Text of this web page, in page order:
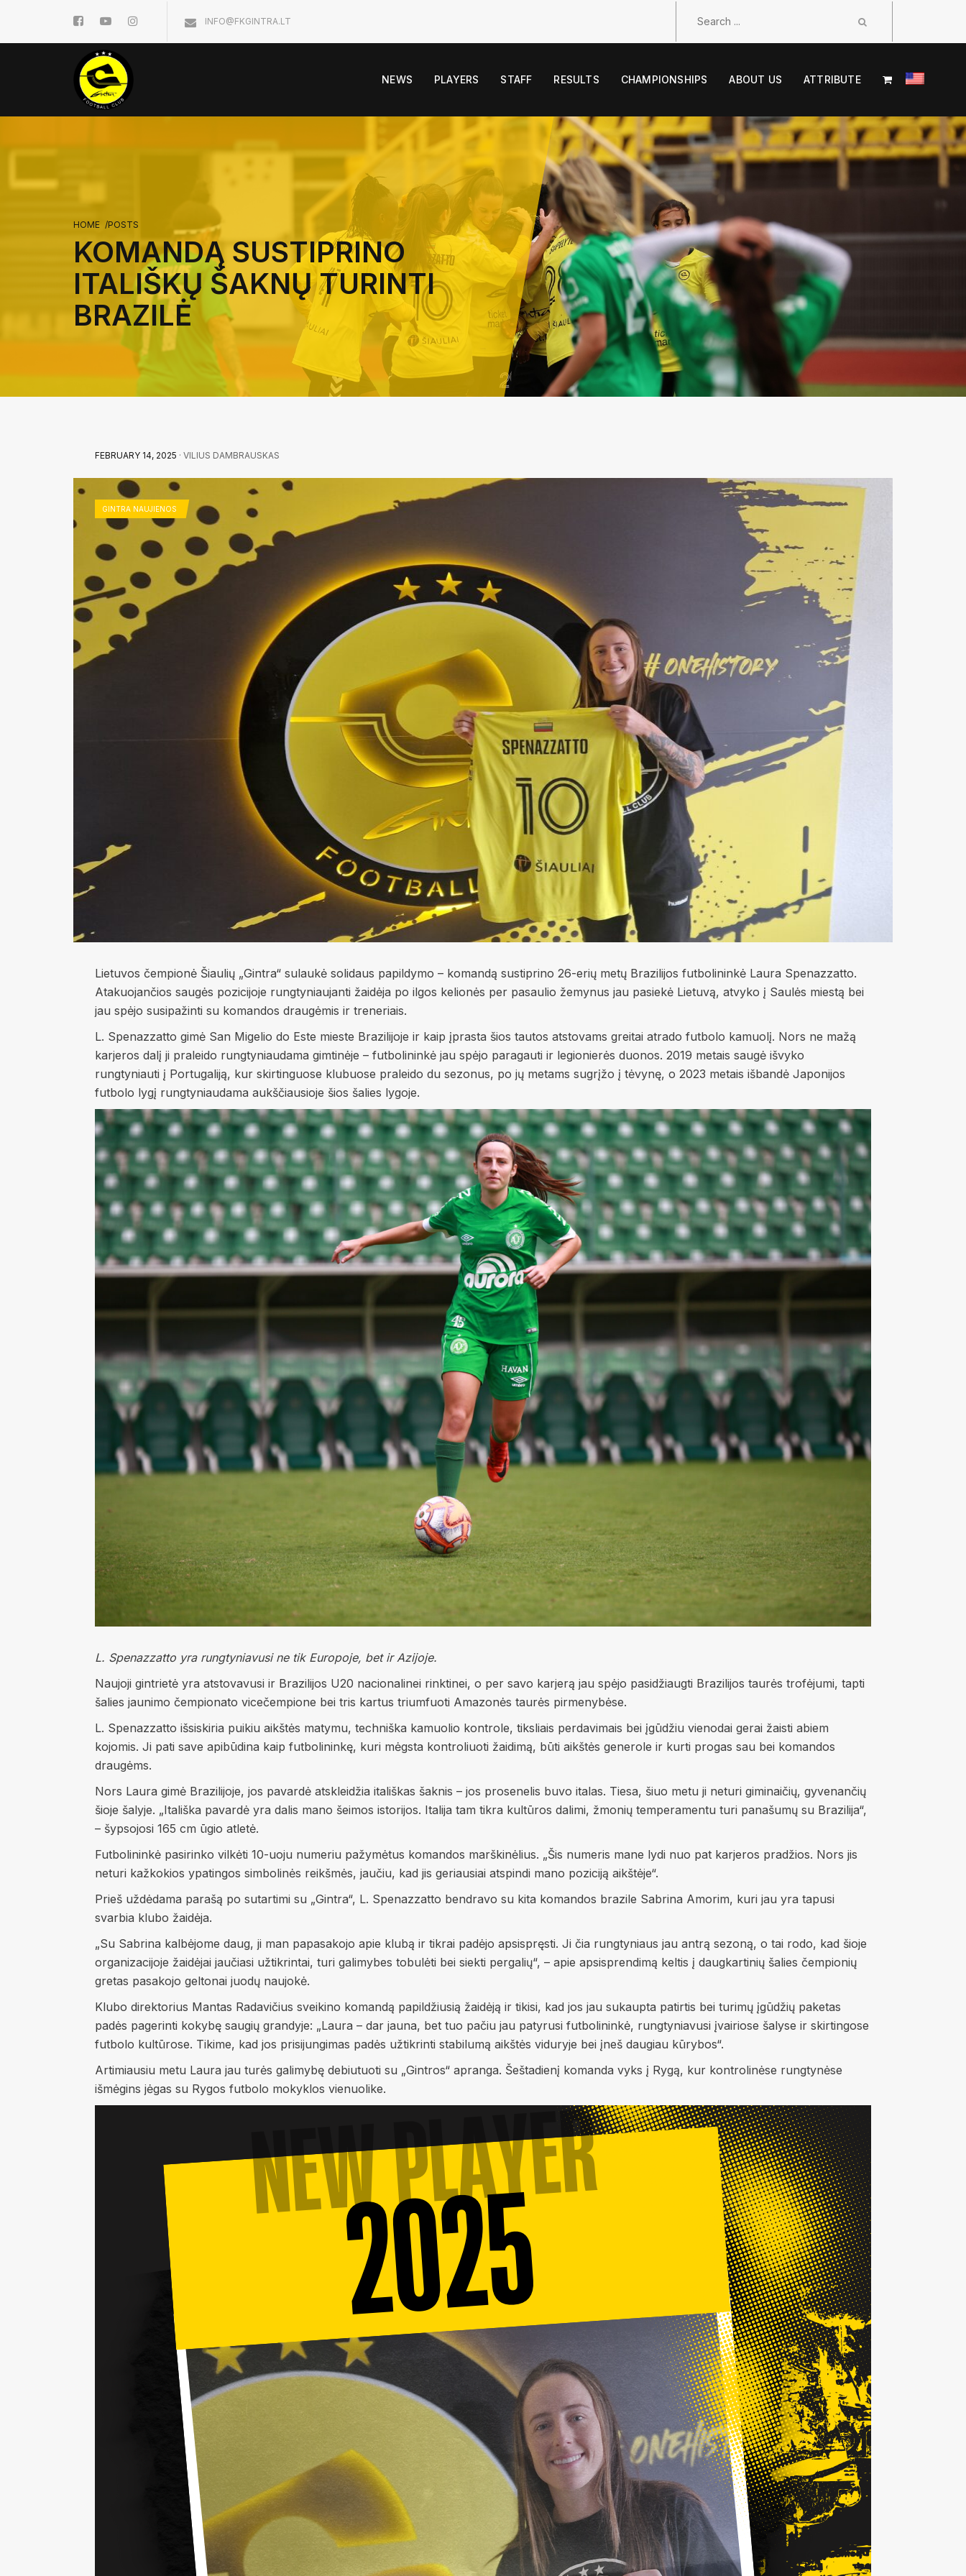
INFO@FKGINTRA.LT
NEWS PLAYERS STAFF RESULTS CHAMPIONSHIPS ABOUT US ATTRIBUTE
HOME /POSTS
KOMANDĄ SUSTIPRINO
ITALIŠKŲ ŠAKNŲ TURINTI
BRAZILĖ
FEBRUARY 14, 2025 · VILIUS DAMBRAUSKAS
GINTRA NAUJIENOS
Lietuvos čempionė Šiaulių „Gintra“ sulaukė solidaus papildymo – komandą sustiprino 26-erių metų Brazilijos futbolininkė Laura Spenazzatto.
Atakuojančios saugės pozicijoje rungtyniaujanti žaidėja po ilgos kelionės per pasaulio žemynus jau pasiekė Lietuvą, atvyko į Saulės miestą bei
jau spėjo susipažinti su komandos draugėmis ir treneriais.
L. Spenazzatto gimė San Migelio do Este mieste Brazilijoje ir kaip įprasta šios tautos atstovams greitai atrado futbolo kamuolį. Nors ne mažą
karjeros dalį ji praleido rungtyniaudama gimtinėje – futbolininkė jau spėjo paragauti ir legionierės duonos. 2019 metais saugė išvyko
rungtyniauti į Portugaliją, kur skirtinguose klubuose praleido du sezonus, po jų metams sugrįžo į tėvynę, o 2023 metais išbandė Japonijos
futbolo lygį rungtyniaudama aukščiausioje šios šalies lygoje.
L. Spenazzatto yra rungtyniavusi ne tik Europoje, bet ir Azijoje.
Naujoji gintrietė yra atstovavusi ir Brazilijos U20 nacionalinei rinktinei, o per savo karjerą jau spėjo pasidžiaugti Brazilijos taurės trofėjumi, tapti
šalies jaunimo čempionato vicečempione bei tris kartus triumfuoti Amazonės taurės pirmenybėse.
L. Spenazzatto išsiskiria puikiu aikštės matymu, techniška kamuolio kontrole, tiksliais perdavimais bei įgūdžiu vienodai gerai žaisti abiem
kojomis. Ji pati save apibūdina kaip futbolininkę, kuri mėgsta kontroliuoti žaidimą, būti aikštės generole ir kurti progas sau bei komandos
draugėms.
Nors Laura gimė Brazilijoje, jos pavardė atskleidžia itališkas šaknis – jos prosenelis buvo italas. Tiesa, šiuo metu ji neturi giminaičių, gyvenančių
šioje šalyje. „Itališka pavardė yra dalis mano šeimos istorijos. Italija tam tikra kultūros dalimi, žmonių temperamentu turi panašumų su Brazilija“,
– šypsojosi 165 cm ūgio atletė.
Futbolininkė pasirinko vilkėti 10-uoju numeriu pažymėtus komandos marškinėlius. „Šis numeris mane lydi nuo pat karjeros pradžios. Nors jis
neturi kažkokios ypatingos simbolinės reikšmės, jaučiu, kad jis geriausiai atspindi mano poziciją aikštėje“.
Prieš uždėdama parašą po sutartimi su „Gintra“, L. Spenazzatto bendravo su kita komandos brazile Sabrina Amorim, kuri jau yra tapusi
svarbia klubo žaidėja.
„Su Sabrina kalbėjome daug, ji man papasakojo apie klubą ir tikrai padėjo apsispręsti. Ji čia rungtyniaus jau antrą sezoną, o tai rodo, kad šioje
organizacijoje žaidėjai jaučiasi užtikrintai, turi galimybes tobulėti bei siekti pergalių“, – apie apsisprendimą keltis į daugkartinių šalies čempionių
gretas pasakojo geltonai juodų naujokė.
Klubo direktorius Mantas Radavičius sveikino komandą papildžiusią žaidėją ir tikisi, kad jos jau sukaupta patirtis bei turimų įgūdžių paketas
padės pagerinti kokybę saugių grandyje: „Laura – dar jauna, bet tuo pačiu jau patyrusi futbolininkė, rungtyniavusi įvairiose šalyse ir skirtingose
futbolo kultūrose. Tikime, kad jos prisijungimas padės užtikrinti stabilumą aikštės viduryje bei įneš daugiau kūrybos“.
Artimiausiu metu Laura jau turės galimybę debiutuoti su „Gintros“ apranga. Šeštadienį komanda vyks į Rygą, kur kontrolinėse rungtynėse
išmėgins jėgas su Rygos futbolo mokyklos vienuolike.